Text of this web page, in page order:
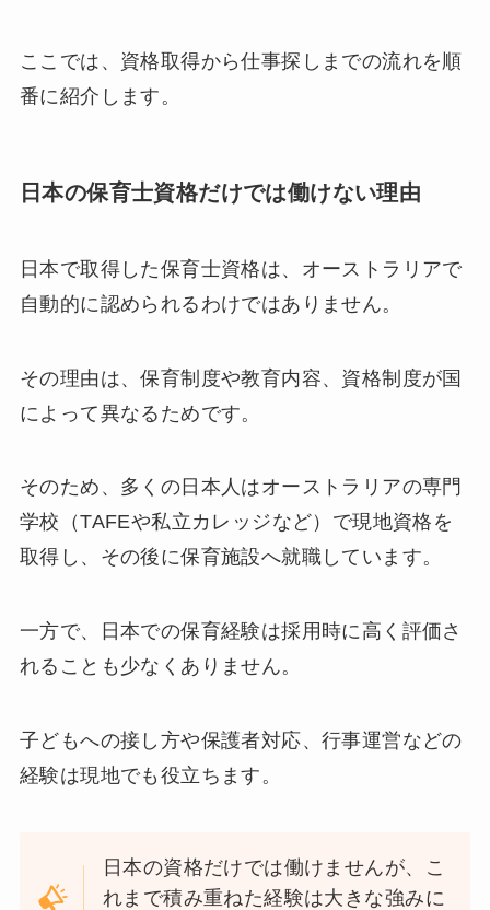
ここでは、資格取得から仕事探しまでの流れを順
番に紹介します。
日本の保育士資格だけでは働けない理由
日本で取得した保育士資格は、オーストラリアで
自動的に認められるわけではありません。
その理由は、保育制度や教育内容、資格制度が国
によって異なるためです。
そのため、多くの日本人はオーストラリアの専門
学校（TAFEや私立カレッジなど）で現地資格を
取得し、その後に保育施設へ就職しています。
一方で、日本での保育経験は採用時に高く評価さ
れることも少なくありません。
子どもへの接し方や保護者対応、行事運営などの
経験は現地でも役立ちます。
日本の資格だけでは働けませんが、こ
れまで積み重ねた経験は大きな強みに